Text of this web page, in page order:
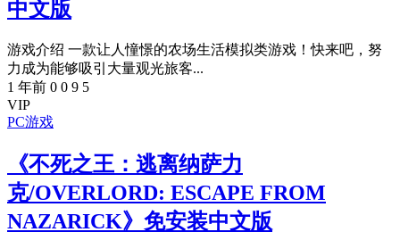
中文版
游戏介绍 一款让人憧憬的农场生活模拟类游戏！快来吧，努
力成为能够吸引大量观光旅客...
1 年前 0 0 9 5
VIP
PC游戏
《不死之王：逃离纳萨力
克/OVERLORD: ESCAPE FROM
NAZARICK》免安装中文版